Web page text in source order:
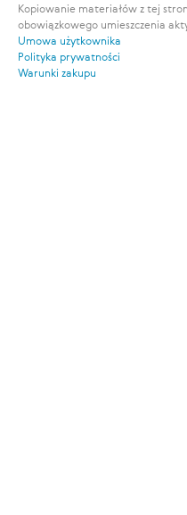
Kopiowanie materiałów z tej
obowiązkowego umieszczenia
Umowa użytkownika
Polityka prywatności
Warunki zakupu